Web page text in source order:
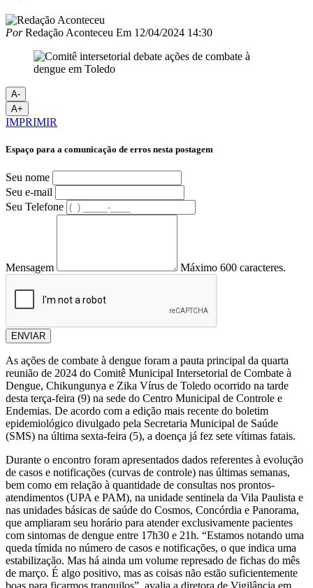
PorRedação Aconteceu Em 12/04/2024 14:30
A-
A+
IMPRIMIR
Espaço para a comunicação de erros nesta postagem
Seu nome
Seu e-mail
Seu Telefone
Mensagem Máximo 600 caracteres.
ENVIAR
As ações de combate à dengue foram a pauta principal da quarta
reunião de 2024 do Comitê Municipal Intersetorial de Combate à
Dengue, Chikungunya e Zika Vírus de Toledo ocorrido na tarde
desta terça-feira (9) na sede do Centro Municipal de Controle e
Endemias. De acordo com a edição mais recente do boletim
epidemiológico divulgado pela Secretaria Municipal de Saúde
(SMS) na última sexta-feira (5), a doença já fez sete vítimas fatais.
Durante o encontro foram apresentados dados referentes à evolução
de casos e notificações (curvas de controle) nas últimas semanas,
bem como em relação à quantidade de consultas nos prontos-
atendimentos (UPA e PAM), na unidade sentinela da Vila Paulista e
nas unidades básicas de saúde do Cosmos, Concórdia e Panorama,
que ampliaram seu horário para atender exclusivamente pacientes
com sintomas de dengue entre 17h30 e 21h. “Estamos notando uma
queda tímida no número de casos e notificações, o que indica uma
estabilização. Mas há ainda um volume represado de fichas do mês
de março. É algo positivo, mas as coisas não estão suficientemente
boas para ficarmos tranquilos”, avalia a diretora de Vigilância em